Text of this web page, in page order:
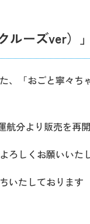
ルーズver
、「おごと寧々
航分より販売を再
ろしくお願いいた
いたしております